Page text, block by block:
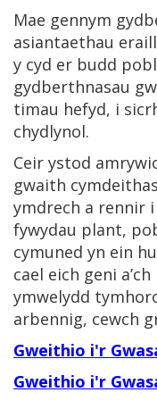
Mae gennym
asiantaethau
y cyd er budd
gydberthnasau
timau hefyd, i
chydlynol.
Ceir ystod
gwaith
ymdrech a rennir
fywydau plant,
cymuned yn ein
cael eich geni
ymwelydd
arbennig, cewch
Gweithio i'r
Gweithio i'r